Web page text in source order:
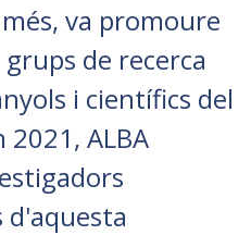
més, va promoure
de recerca
i científics del
2021, ALBA